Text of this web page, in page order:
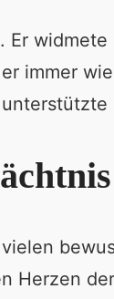
Er
immer
Herzen